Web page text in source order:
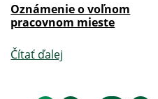
Oznámenie o voľnom
pracovnom mieste
Čítať ďalej